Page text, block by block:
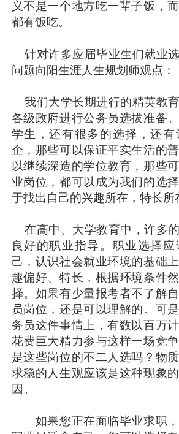
义不是一个地方吃一辈子饭，
都有饭吃。
针对许多应届毕业生们就业
问题向阳生涯人生规划师观点：
我们大学长期进行的精英教
各级政府进行公务员选拔准备
学生，还有很多的选择，还有
企，那些可以保证平实生活的
以继续深造的学位教育，那些
业岗位，都可以成为我们的选
于找出自己的兴趣所在，特长所
在高中、大学教育中，许多
良好的职业指导。职业选择应
己，认识社会就业环境的基础
趣偏好、特长，根据环境条件
择。如果有少量报考者不了解
员岗位，还是可以理解的。可
务员这件事情上，有数以百万
花费巨大精力参与这样一场竞
是这些岗位的不二人选吗？物
求稳的人生观应该是这种现象
因。
如果您正在面临毕业求职，